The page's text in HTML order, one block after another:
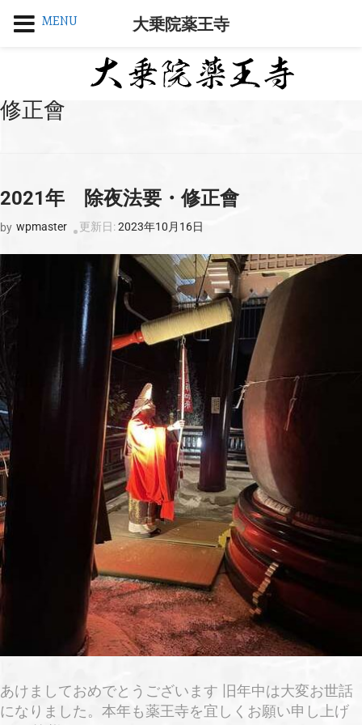
修正會
2021年 除夜法要・修正會
by wpmaster 更新日:2023年10月16日
あけましておめでとうございます 旧年中は大変お世話
になりました。本年も薬王寺を宜しくお願い申し上げ
MENU 大乗院薬王寺